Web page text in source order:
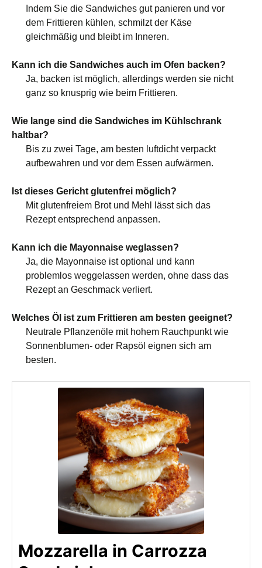
Indem Sie die Sandwiches gut panieren und vor
dem Frittieren kühlen, schmilzt der Käse
gleichmäßig und bleibt im Inneren.
Kann ich die Sandwiches auch im Ofen backen?
Ja, backen ist möglich, allerdings werden sie nicht
ganz so knusprig wie beim Frittieren.
Wie lange sind die Sandwiches im Kühlschrank
haltbar?
Bis zu zwei Tage, am besten luftdicht verpackt
aufbewahren und vor dem Essen aufwärmen.
Ist dieses Gericht glutenfrei möglich?
Mit glutenfreiem Brot und Mehl lässt sich das
Rezept entsprechend anpassen.
Kann ich die Mayonnaise weglassen?
Ja, die Mayonnaise ist optional und kann
problemlos weggelassen werden, ohne dass das
Rezept an Geschmack verliert.
Welches Öl ist zum Frittieren am besten geeignet?
Neutrale Pflanzenöle mit hohem Rauchpunkt wie
Sonnenblumen- oder Rapsöl eignen sich am
besten.
Mozzarella in Carrozza